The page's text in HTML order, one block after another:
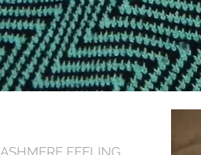
FEELING